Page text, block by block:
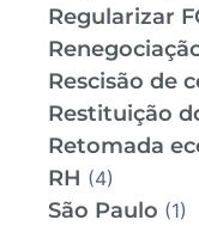
Regularizar
Rescisão de
Restituição
Retomada
RH (4)
São Paulo (1)